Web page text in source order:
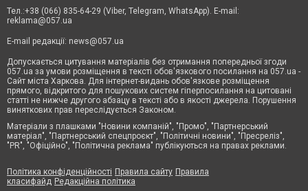
Тел.:+38 (066) 835-64-29 (Viber, Telegram, WhatsApp). E-mail:
reklama@057.ua
E-mail редакції: news@057.ua
Допускається цитування матеріалів без отримання попередньої згоди
057.ua за умови розміщення в тексті обов'язкового посилання на 057.ua -
Сайт міста Харкова. Для інтернет-видань обов'язкове розміщення
прямого, відкритого для пошукових систем гіперпосилання на цитовані
статті не нижче другого абзацу в тексті або в якості джерела. Порушення
виняткових прав переслідується Законом.
Матеріали з плашками "Новини компаній", "Промо", "Партнерський
матеріал", "Партнерський спецпроєкт", "Політичні новини", "Пресреліз",
"PR", "Офіційно", "Політична реклама" публікуються на правах реклами.
Політика конфіденційності Правила сайту Правила
класифайд Редакційна політика